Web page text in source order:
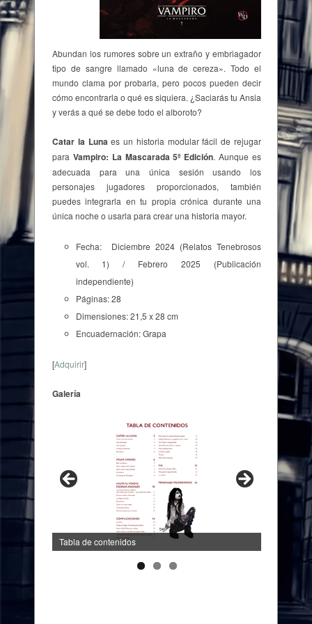
Abundan los rumores sobre un extraño y embriagador
tipo de sangre llamado «luna de cereza». Todo el
mundo clama por probarla, pero pocos pueden decir
cómo encontrarla o qué es siquiera. ¿Saciarás tu Ansia
y verás a qué se debe todo el alboroto?
Catar la Luna es un historia modular fácil de rejugar
para Vampiro: La Mascarada 5ª Edición. Aunque es
adecuada para una única sesión usando los
personajes jugadores proporcionados, también
puedes integrarla en tu propia crónica durante una
única noche o usarla para crear una historia mayor.
Fecha: Diciembre 2024 (Relatos Tenebrosos
vol. 1) / Febrero 2025 (Publicación
independiente)
Páginas: 28
Dimensiones: 21,5 x 28 cm
Encuadernación: Grapa
[Adquirir]
Galería
Tabla de contenidos